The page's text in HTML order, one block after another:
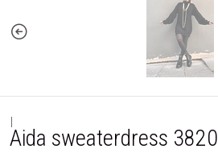
|
Aida sweaterdress